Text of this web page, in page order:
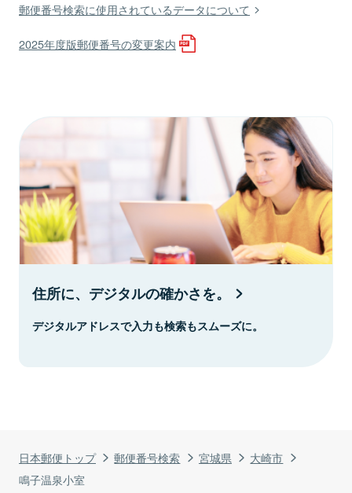
日本郵便トップ 郵便番号検索 宮城県
大崎市
鳴子温泉小室
郵便番号検索に使用されているデータについて
2025年度版郵便番号の変更案内
住所に、デジタルの確かさを。
デジタルアドレスで入力も検索もスムーズに。